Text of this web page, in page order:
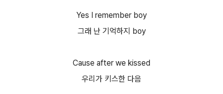
Yes I remember boy
그래 난 기억하지 boy
Cause after we kissed
우리가 키스한 다음